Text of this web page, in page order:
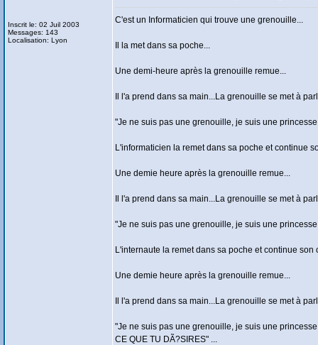
Inscrit le: 02 Juil 2003
Messages: 143
Localisation: Lyon
C'est un Informaticien qui trouve une grenouille...
Il la met dans sa poche...
Une demi-heure après la grenouille remue...
Il l'a prend dans sa main...La grenouille se met à
"Je ne suis pas une grenouille, je suis une
L'informaticien la remet dans sa poche et continue
Une demie heure après la grenouille remue...
Il l'a prend dans sa main...La grenouille se met à
"Je ne suis pas une grenouille, je suis une
L'internaute la remet dans sa poche et continue son
Une demie heure après la grenouille remue...
Il l'a prend dans sa main...La grenouille se met à
"Je ne suis pas une grenouille, je suis une
CE QUE TU DÃ?SIRES" ...